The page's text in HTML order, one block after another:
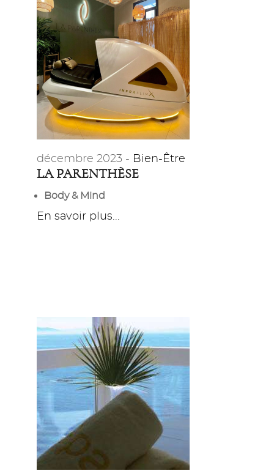
décembre 2023 - Bien-Être
LA PARENTHÈSE
Body & Mind
En savoir plus...